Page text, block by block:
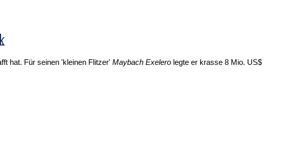
hat. Für seinen 'kleinen Flitzer' Maybach Exelero legte er krasse 8 Mio. US$